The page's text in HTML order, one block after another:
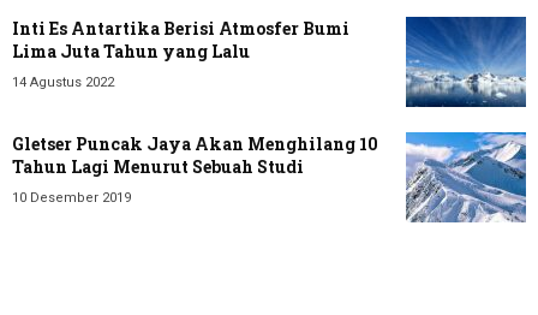
Inti Es Antartika Berisi Atmosfer Bumi
Lima Juta Tahun yang Lalu
14 Agustus 2022
Gletser Puncak Jaya Akan Menghilang 10
Tahun Lagi Menurut Sebuah Studi
10 Desember 2019